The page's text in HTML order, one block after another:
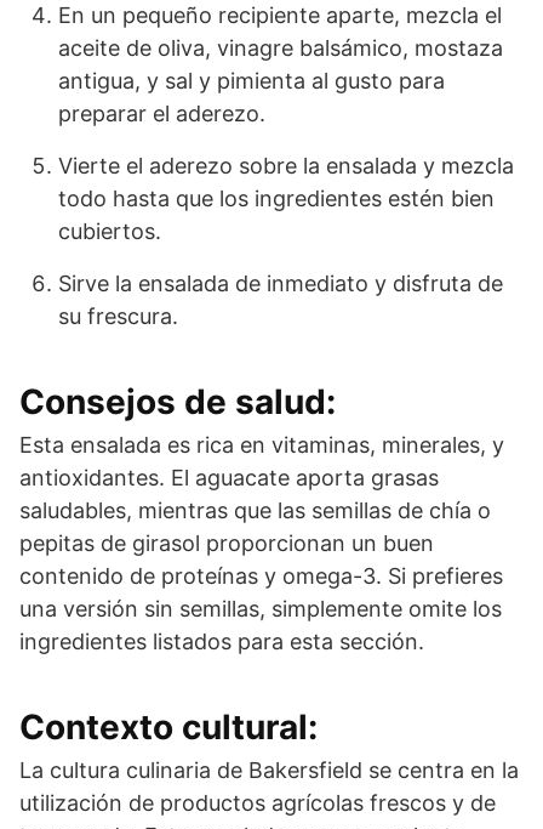
En un pequeño recipiente aparte, mezcla el
aceite de oliva, vinagre balsámico, mostaza
antigua, y sal y pimienta al gusto para
preparar el aderezo.
Vierte el aderezo sobre la ensalada y mezcla
todo hasta que los ingredientes estén bien
cubiertos.
Sirve la ensalada de inmediato y disfruta de
su frescura.
Consejos de salud:
Esta ensalada es rica en vitaminas, minerales, y
antioxidantes. El aguacate aporta grasas
saludables, mientras que las semillas de chía o
pepitas de girasol proporcionan un buen
contenido de proteínas y omega-3. Si prefieres
una versión sin semillas, simplemente omite los
ingredientes listados para esta sección.
Contexto cultural:
La cultura culinaria de Bakersfield se centra en la
utilización de productos agrícolas frescos y de